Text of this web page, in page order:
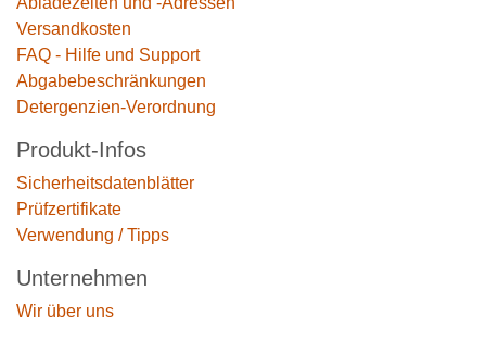
Versandkosten
FAQ - Hilfe und Support
Abgabebeschränkungen
Detergenzien-Verordnung
Produkt-Infos
Sicherheitsdatenblätter
Prüfzertifikate
Verwendung / Tipps
Unternehmen
Wir über uns